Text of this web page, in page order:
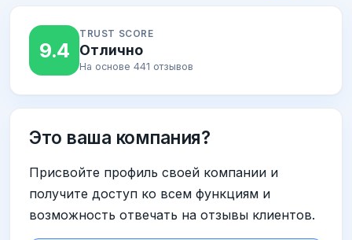
9.4
TRUST SCORE
Отлично
На основе 441 отзывов
Это ваша компания?
Присвойте профиль своей компании и
получите доступ ко всем функциям и
возможность отвечать на отзывы клиентов.